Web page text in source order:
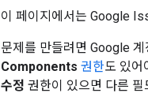
이 페이지에서는 Google
문제를 만들려면 Google
Components 권한도 있어
수정 권한이 있으면 다른